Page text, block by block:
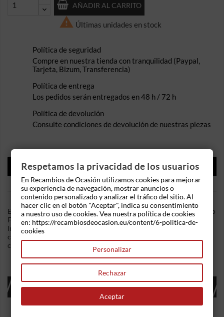
AÑADIR AL CARRITO
 Últimas unidades en stock
Política de seguridad
Compre en nuestra tienda con tranquilidad (Paypal,
Tarjeta, Bizum, Transferencia)
Política de entrega
Los pedidos serán entregados en 48 h / 72 h
Política de devolución
Consulte condiciones de devolución de nuestras piezas
DESCRIPCIÓN
DETALLES DEL PRODUCTO
En Recambios de Ocasion disponemos de Caja precalentamiento
Fiat Punto II (188) (1999-2012) 1.9 JTD (80 cv) .Referencia
Interna: 06061555461011 - Ref: 0281003015. Relé de
calentadores. Ademas, disponemos de mas recambios, si tiene
cualquier duda consultenos.
16 OTROS PRODUCTOS EN LA MISMA
CATEGORÍA:
Respetamos la privacidad de los usuarios
En Recambios de Ocasión utilizamos cookies para mejorar
su experiencia de navegación, mostrar anuncios o
contenido personalizado y analizar el tráfico del sitio. Al
hacer clic en el botón "Aceptar", indica su consentimiento
a nuestro uso de cookies. Vea nuestra política de cookies
en: https://recambiosdeocasion.eu/content/6-politica-de-
cookies
Personalizar
Rechazar
Aceptar